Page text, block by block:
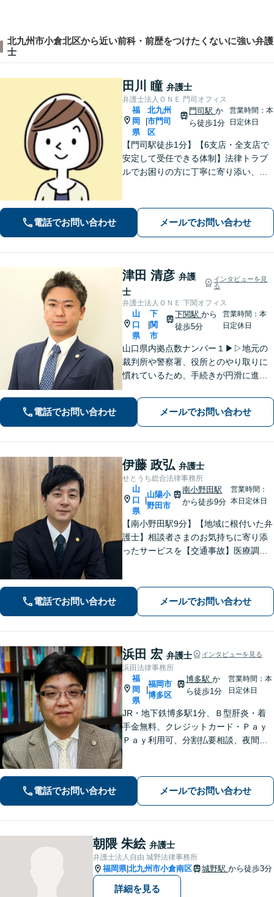
北九州市小倉北区から近い前科・前歴をつけたくないに強い弁護
士
田川 瞳 弁護士
弁護士法人ＯＮＥ 門司オフィス
福
岡
県
|
北九州
市門司
区
門司駅 か
ら徒歩1分
営業時間：本
日定休日
【門司駅徒歩1分】【6支店・全支店で
安定して受任できる体制】法律トラブ
ルでお困りの方に丁寧に寄り添い、納
りの方はぜひご相談ください【駐車場
電話でお問い合わせ メールでお問い合わせ
津田 清彦 弁護
士
インタビューを見
る
弁護士法人ＯＮＥ 下関オフィス
山
口
県
下
関
市
下関駅から
徒歩5分
営業時間：本
日定休日
山口県内拠点数ナンバー１▶︎▷地元の
裁判所や警察署、役所とのやり取りに
慣れているため、手続きが円滑に進み
ことで、仕事帰りや急な事態でも相談
に行きやすくなります。法律トラブル
は「地域密着」の当事務所にご相談く
ださい。
電話でお問い合わせ メールでお問い合わせ
伊藤 政弘 弁護士
せとうち総合法律事務所
山
口
県
山陽小
野田市
南小野田駅
から徒歩9分
営業時間：
本日定休日
【南小野田駅9分】【地域に根付いた弁
護士】相談者さまのお気持ちに寄り添
ったサービスを【交通事故】医療調査
実調査と判例をリサーチし、不公平感
のない相続を実現【WEB面談】
電話でお問い合わせ メールでお問い合わせ
浜田 宏 弁護士 インタビューを見る
浜田法律事務所
福
岡
県
福岡市
博多区
博多駅 か
ら徒歩1分
営業時間：本
日定休日
JR・地下鉄博多駅1分、Ｂ型肝炎・着
手金無料、クレジットカード・Ｐａｙ
Ｐａｙ利用可、分割払要相談、夜間・
婚、相続、後見、交通事故、借金、労
働、民事全般取扱い
電話でお問い合わせ メールでお問い合わせ
朝隈 朱絵 弁護士
弁護士法人自由 城野法律事務所
福岡県|北九州市小倉南区 城野駅 から徒歩3分
詳細を見る